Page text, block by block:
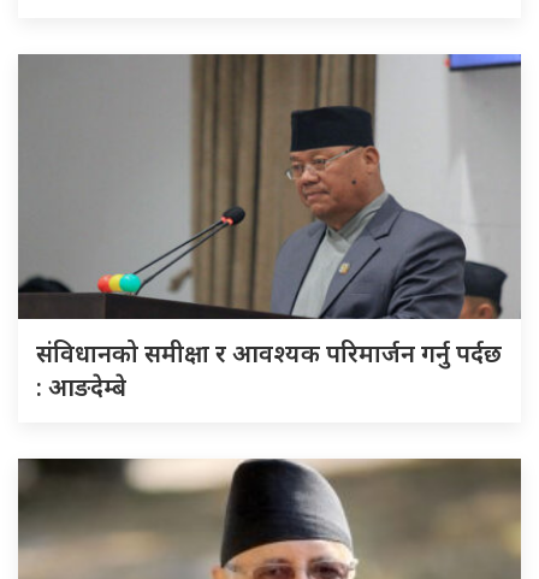
संविधानको समीक्षा र आवश्यक परिमार्जन गर्नु पर्दछ
: आङदेम्बे